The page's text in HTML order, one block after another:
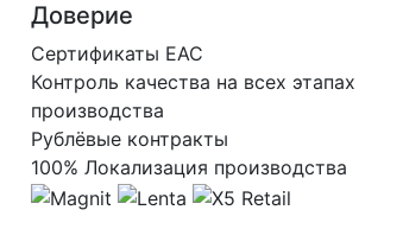
Доверие
Сертификаты ЕАС
Контроль качества на всех этапах
производства
Рублёвые контракты
100% Локализация производства